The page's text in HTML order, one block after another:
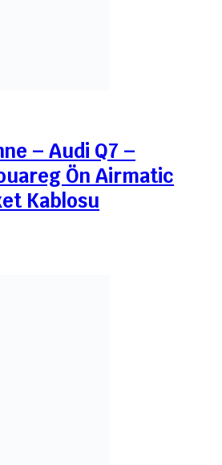
– Audi Q7 –
Ön Airmatic
Kablosu